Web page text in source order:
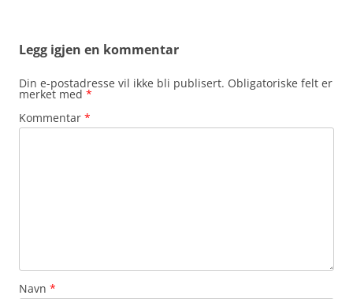
Legg igjen en kommentar
Din e-postadresse vil ikke bli publisert. Obligatoriske felt er
merket med *
Kommentar *
Navn *